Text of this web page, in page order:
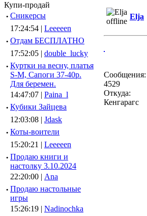
Купи-продай
· Сникерсы
17:24:54 | Leeeeen
· Отдам БЕСПЛАТНО
17:52:05 | double_lucky
· Куртки на весну, платья
S-M, Сапоги 37-40р.
Для беремен.
14:47:07 | Paina_l
· Кубики Зайцева
12:03:08 | Jdask
· Коты-воители
15:20:21 | Leeeeen
· Продаю книги и
настолку 3.10.2024
22:20:00 | Ana
· Продаю настольные
игры
15:26:19 | Nadinochka
Elja
Сообщения:
4529
Откуда:
Кенгарагс